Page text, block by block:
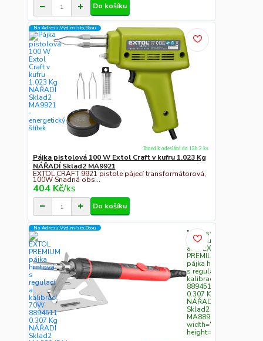
Do košíku
Na Adresu,Výd.místo,Boxu
Pájka pistolová 100 W Extol Craft v kufru 1.023 Kg
NÁŘADÍ Sklad2 MA9921
EXTOL CRAFT 9921 pistole pájecí transformátorová,
100W Snadná obs...
404 Kč/ks
Ihned k odeslání do 15h 2 ks
Do košíku
Na Adresu,Výd.místo,Boxu
" class="c311
img-fluid"
alt="EXTOL
PREMIUM
pájka hrotová
s regulací a
kalibrací, 70W
8894511
0.307 Kg
NÁŘADÍ
Sklad2
MA8894511"
width="300"
height="300">